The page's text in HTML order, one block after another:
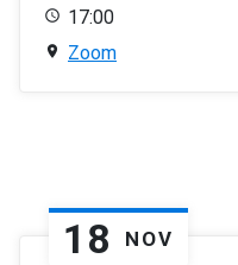
17:00
Zoom
18 NOV